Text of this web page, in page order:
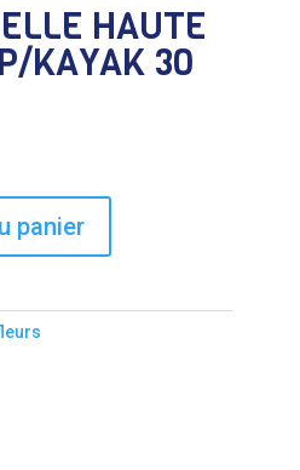
HAUTE
KAYAK 30
panier